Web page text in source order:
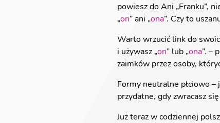
powiesz do Ani „Franku”,
on” ani „ ona”. Czy to
Warto wrzucić link do
i używasz „ on” lub „ ona”. –
zaimków przez osoby,
Formy neutralne płciowo –
przydatne, gdy zwracasz
Już teraz w codziennej